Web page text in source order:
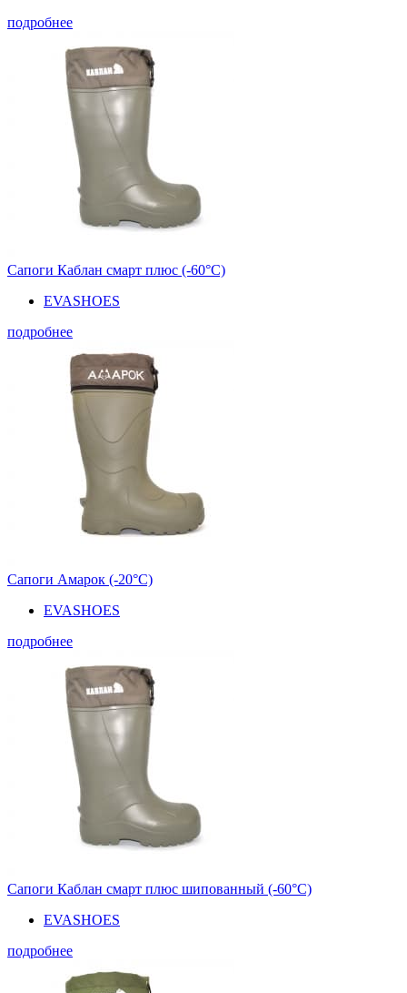
подробнее
Сапоги Каблан смарт плюс (-60°С)
EVASHOES
подробнее
Сапоги Амарок (-20°С)
EVASHOES
подробнее
Сапоги Каблан смарт плюс шипованный (-60°С)
EVASHOES
подробнее